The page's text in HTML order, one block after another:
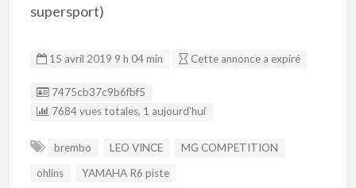
supersport)
15 avril 2019 9 h 04 min Cette annonce a expiré
Listing ID
7475cb37c9b6fbf5
7684 vues totales, 1 aujourd'hui
brembo LEO VINCE
MG COMPETITION
ohlins
YAMAHA R6 piste